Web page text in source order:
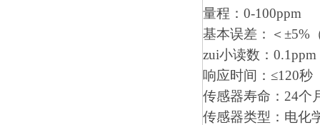
量程：0-100ppm
基本误差：＜±5%
zui小读数：0.1ppm
响应时间：≤120秒
传感器寿命：24个
传感器类型：电化